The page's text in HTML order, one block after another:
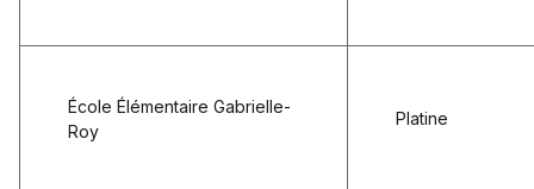
École Élémentaire Gabrielle-
Roy
Platine